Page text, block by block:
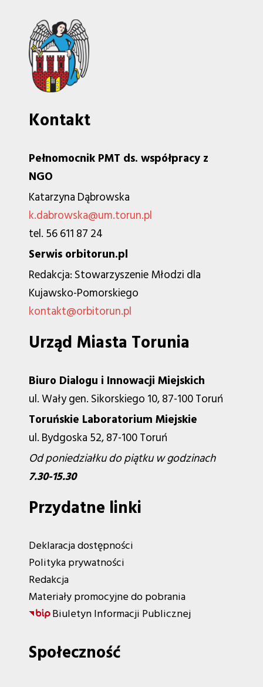
Kontakt
Pełnomocnik PMT ds. współpracy z
NGO
Katarzyna Dąbrowska
k.dabrowska@um.torun.pl
tel. 56 611 87 24
Serwis orbitorun.pl
Redakcja: Stowarzyszenie Młodzi dla
Kujawsko-Pomorskiego
kontakt@orbitorun.pl
Urząd Miasta Torunia
Biuro Dialogu i Innowacji Miejskich
ul. Wały gen. Sikorskiego 10, 87-100 Toruń
Toruńskie Laboratorium Miejskie
ul. Bydgoska 52, 87-100 Toruń
Od poniedziałku do piątku w godzinach
7.30-15.30
Przydatne linki
Deklaracja dostępności
Polityka prywatności
Redakcja
Materiały promocyjne do pobrania
Biuletyn Informacji Publicznej
Społeczność